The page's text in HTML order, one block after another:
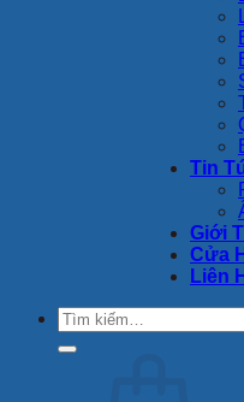
Tin
Giới
Cửa
Liên
Tìm
kiếm: